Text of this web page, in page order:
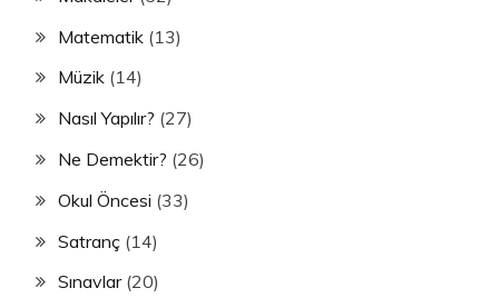
Matematik (13)
Müzik (14)
Nasıl Yapılır? (27)
Ne Demektir? (26)
Okul Öncesi (33)
Satranç (14)
Sınavlar(20)